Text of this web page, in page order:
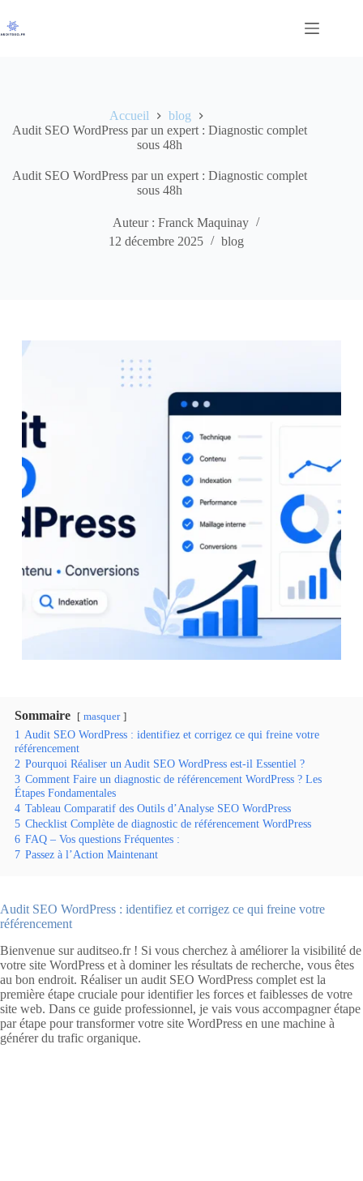
au
contenu
Accueil
blog
Audit SEO WordPress par un expert : Diagnostic complet
sous 48h
Audit SEO WordPress par un expert : Diagnostic complet
sous 48h
Auteur : Franck Maquinay
12 décembre 2025
blog
Sommaire masquer
1 Audit SEO WordPress : identifiez et corrigez ce qui freine votre
référencement
2 Pourquoi Réaliser un Audit SEO WordPress est-il Essentiel ?
3 Comment Faire un diagnostic de référencement WordPress ? Les
Étapes Fondamentales
4 Tableau Comparatif des Outils d’Analyse SEO WordPress
5 Checklist Complète de diagnostic de référencement WordPress
6 FAQ – Vos questions Fréquentes :
7 Passez à l’Action Maintenant
Audit SEO WordPress : identifiez et corrigez ce qui freine votre
référencement
Bienvenue sur auditseo.fr ! Si vous cherchez à améliorer la visibilité de
votre site WordPress et à dominer les résultats de recherche, vous êtes
au bon endroit. Réaliser un audit SEO WordPress complet est la
première étape cruciale pour identifier les forces et faiblesses de votre
site web. Dans ce guide professionnel, je vais vous accompagner étape
par étape pour transformer votre site WordPress en une machine à
générer du trafic organique.